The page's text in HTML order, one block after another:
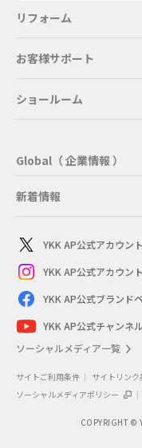
リフォーム
お客様サポート
ショールーム
Global（ 企業情報 ）
新着情報
YKK AP公式アカウント
YKK AP公式アカウント
YKK AP公式ブランド
YKK AP公式チャンネル
ソーシャルメディア一覧
サイトご利用条件 サイトリンク
ソーシャルメディアポリシー
COPYRIGHT ©